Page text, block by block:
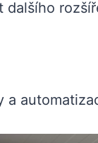
dalšího